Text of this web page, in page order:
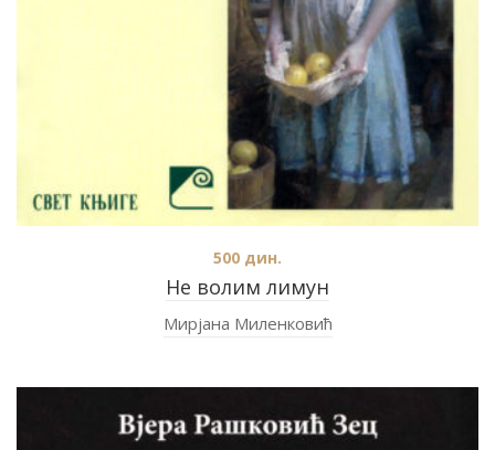
Не волим лимун
500 дин.
Мирјана Миленковић